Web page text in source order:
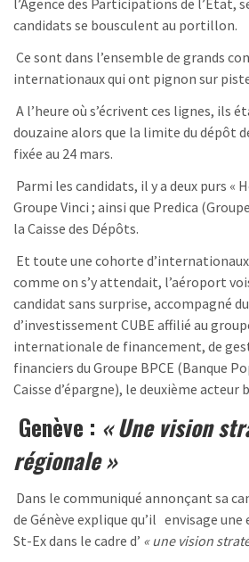
candidats se bousculent au portillon.
Ce sont dans l’ensemble de grands
internationaux qui ont pignon sur
A l’heure où s’écrivent ces lignes, ils
douzaine alors que la limite du dépôt
fixée au 24 mars.
Parmi les candidats, il y a deux purs «
Groupe Vinci ; ainsi que Predica
la Caisse des Dépôts.
Et toute une cohorte
comme on s’y attendait, l’aéroport
candidat sans surprise, accompagné
d’investissement CUBE affilié au
internationale de financement, de
financiers du Groupe BPCE (Banque
Caisse d’épargne), le deuxième acteur
Genève : « Une vision
régionale »
Dans le communiqué annonçant sa
de Génève explique qu’il envisage
St-Ex dans le cadre d’ « une vision